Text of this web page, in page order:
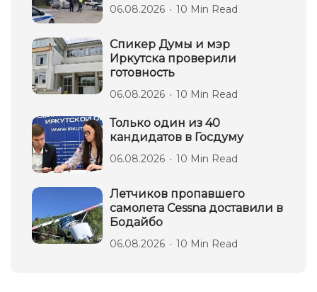
06.08.2026 10 Min Read
Спикер Думы и мэр
Иркутска проверили
готовность
06.08.2026 10 Min Read
Только один из 40
кандидатов в Госдуму
06.08.2026 10 Min Read
Летчиков пропавшего
самолета Cessna доставили в
Бодайбо
06.08.2026 10 Min Read